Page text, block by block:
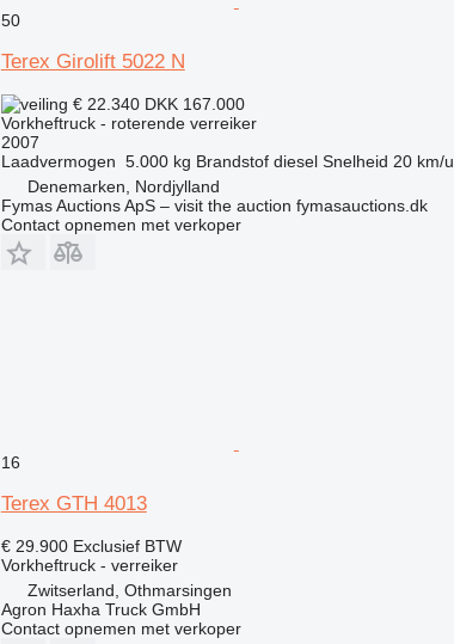
50
Terex Girolift 5022 N
€ 22.340 DKK 167.000
Vorkheftruck - roterende verreiker
2007
Laadvermogen 5.000 kg Brandstof diesel Snelheid 20 km/u
Denemarken, Nordjylland
Fymas Auctions ApS – visit the auction fymasauctions.dk
Contact opnemen met verkoper
16
Terex GTH 4013
€ 29.900 Exclusief BTW
Vorkheftruck - verreiker
Zwitserland, Othmarsingen
Agron Haxha Truck GmbH
Contact opnemen met verkoper